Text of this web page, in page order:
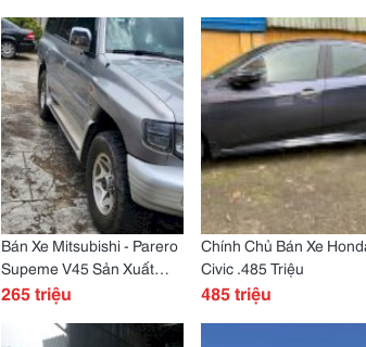
Bán Xe Mitsubishi - Parero
Supeme V45 Sản Xuất
Năm 2005
265 triệu
Chính Chủ Bán Xe
Civic .485 Triệu
485 triệu